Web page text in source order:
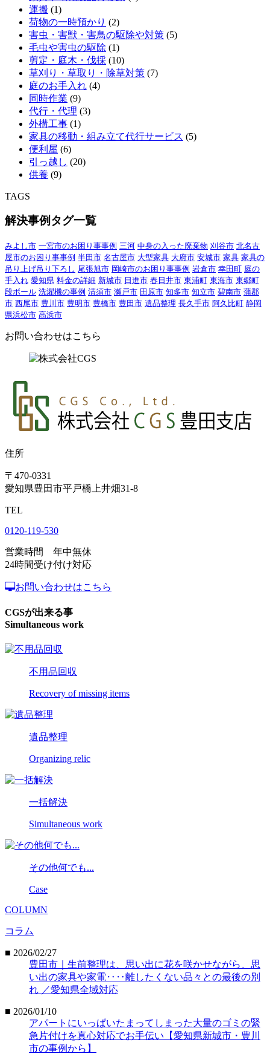
運搬 (1)
荷物の一時預かり (2)
害虫・害獣・害鳥の駆除や対策 (5)
毛虫や害虫の駆除 (1)
剪定・庭木・伐採 (10)
草刈り・草取り・除草対策 (7)
庭のお手入れ (4)
同時作業 (9)
代行・代理 (3)
外構工事 (1)
家具の移動・組み立て代行サービス (5)
便利屋 (6)
引っ越し (20)
供養 (9)
TAGS
解決事例タグ一覧
みよし市 一宮市のお困り事事例 三河 中身の入った廃棄物 刈谷市 北名古
屋市のお困り事事例 半田市 名古屋市 大型家具 大府市 安城市 家具 家具の
吊り上げ吊り下ろし 尾張旭市 岡崎市のお困り事事例 岩倉市 幸田町 庭の
手入れ 愛知県 料金の詳細 新城市 日進市 春日井市 東浦町 東海市 東郷町
段ボール 洗濯機の事例 清須市 瀬戸市 田原市 知多市 知立市 碧南市 蒲郡
市 西尾市 豊川市 豊明市 豊橋市 豊田市 遺品整理 長久手市 阿久比町 静岡
県浜松市 高浜市
お問い合わせはこちら
住所
〒470-0331
愛知県豊田市平戸橋上井畑31-8
TEL
0120-119-530
営業時間 年中無休
24時間受け付け対応
お問い合わせはこちら
CGSが出来る事
Simultaneous work
不用品回収
Recovery of missing items
遺品整理
Organizing relic
一括解決
Simultaneous work
その他何でも...
Case
COLUMN
コラム
■ 2026/02/27
豊田市｜生前整理は、思い出に花を咲かせながら、思
い出の家具や家電‥‥離したくない品々との最後の別
れ ／愛知県全域対応
■ 2026/01/10
アパートにいっぱいたまってしまった大量のゴミの緊
急片付けを真心対応でお手伝い【愛知県新城市・豊川
市の事例から】